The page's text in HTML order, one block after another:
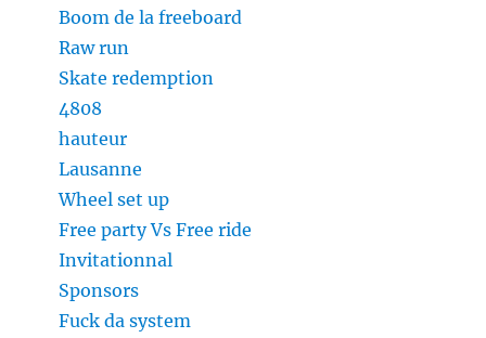
Boom de la freeboard
Raw run
Skate redemption
4808
hauteur
Lausanne
Wheel set up
Free party Vs Free ride
Invitationnal
Sponsors
Fuck da system